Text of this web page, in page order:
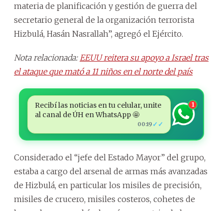
materia de planificación y gestión de guerra del
secretario general de la organización terrorista
Hizbulá, Hasán Nasrallah”, agregó el Ejército.
Nota relacionada: EEUU reitera su apoyo a Israel tras
el ataque que mató a 11 niños en el norte del país
Recibí las noticias en tu celular, unite
al canal de ÚH en WhatsApp 🤩
00:19 ✓✓
1
Considerado el “jefe del Estado Mayor” del grupo,
estaba a cargo del arsenal de armas más avanzadas
de Hizbulá, en particular los misiles de precisión,
misiles de crucero, misiles costeros, cohetes de